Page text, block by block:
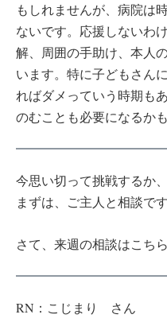
もしれませんが、病院は
ないです。応援しないわ
解、周囲の手助け、本人
います。特に子どもさん
ればダメっていう時期も
のむことも必要になるか
今思い切って挑戦するか
まずは、ご主人と相談で
さて、来週の相談はこちら
RN：こじまり さん